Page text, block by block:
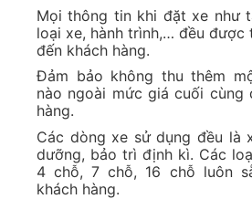
Mọi thông tin khi đặt xe như
loại xe, hành trình,… đều được
đến khách hàng.
Đảm bảo không thu thêm
nào ngoài mức giá cuối cùng
hàng.
Các dòng xe sử dụng đều là
dưỡng, bảo trì định kì. Các
4 chỗ, 7 chỗ, 16 chỗ luôn
khách hàng.